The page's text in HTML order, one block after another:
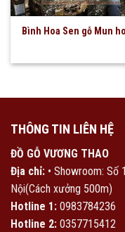
Bình Hoa Sen gỗ Mun
THÔNG TIN LIÊN HỆ
ĐỒ GỖ VƯƠNG THAO
Địa chỉ: • Showroom: Số
Nội(Cách xưởng 500m)
Hotline 1: 0983784236
Hotline 2: 0357715412